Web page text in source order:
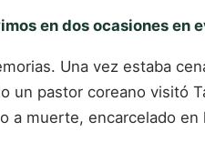
en dos ocasiones en
Una vez estaba
un pastor coreano
a muerte, encarcelado